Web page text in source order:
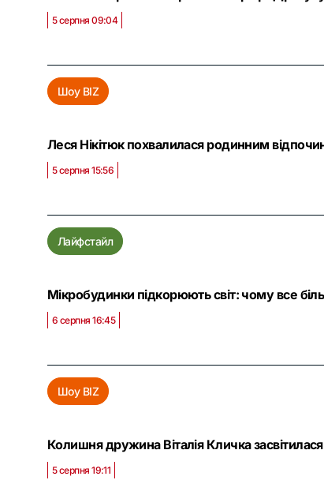
5 серпня 09:04
Шоу BIZ
Леся Нікітюк похвалилася родинним
5 серпня 15:56
Лайфстайл
Мікробудинки підкорюють світ: чому все
6 серпня 16:45
Шоу BIZ
Колишня дружина Віталія Кличка
5 серпня 19:11